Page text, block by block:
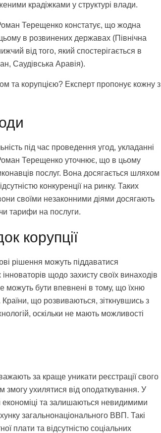
крадіжками у структурі влади.
Терещенко констатує, що жодна
в розвинених державах (Північна
від того, який спостерігається в
Саудівська Аравія).
та корупцією? Експерт пропонує кожну з
під час проведення угод, укладанні
Роман Терещенко уточнює, що в цьому
послуг. Вона досягається шляхом
конкуренції на ринку. Таких
своїми незаконними діями досягають
тарифи на послуги.
корупції
рішення можуть піддаватися
щодо захисту своїх винаходів
можуть бути впевнені в тому, що їхню
Країни, що розвиваються, зіткнувшись з
оскільки не мають можливості
за краще уникати реєстрації свого
змогу ухилятися від оподаткування. У
економіці та залишаються невидимими
загальнонаціонального ВВП. Такі
плати та відсутністю соціальних